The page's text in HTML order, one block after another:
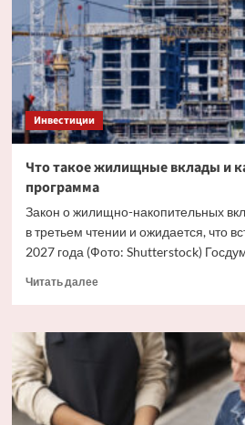
Инвестиции
Что такое жилищные вклады и
программа
Закон о жилищно-накопительных
в третьем чтении и ожидается, что
2027 года (Фото: Shutterstock)
Читать далееПрочитать
Что
жилищные
вклады
как